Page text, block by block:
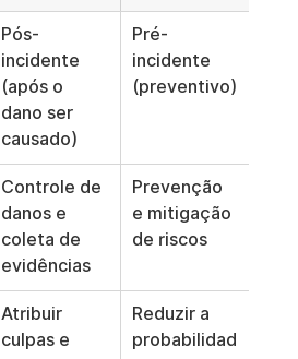
Pós-
incidente
(após o
dano ser
causado)
Pré-
incidente
(preventivo)
Controle de
danos e
coleta de
evidências
Prevenção
e mitigação
de riscos
Atribuir
culpas e
Reduzir a
probabilidad